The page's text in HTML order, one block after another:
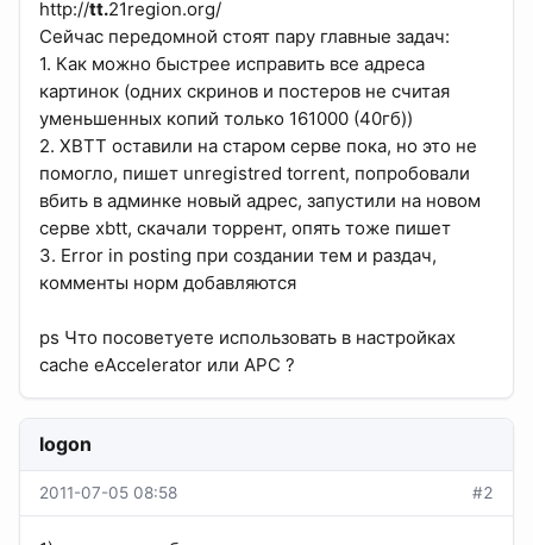
http://tt.21region.org/
Сейчас передомной стоят пару главные задач:
1. Как можно быстрее исправить все адреса
картинок (одних скринов и постеров не считая
уменьшенных копий только 161000 (40гб))
2. XBTT оставили на старом серве пока, но это не
помогло, пишет unregistred torrent, попробовали
вбить в админке новый адрес, запустили на новом
серве xbtt, скачали торрент, опять тоже пишет
3. Error in posting при создании тем и раздач,
комменты норм добавляются
ps Что посоветуете использовать в настройках
cache eAccelerator или APC ?
logon
2011-07-05 08:58 #2